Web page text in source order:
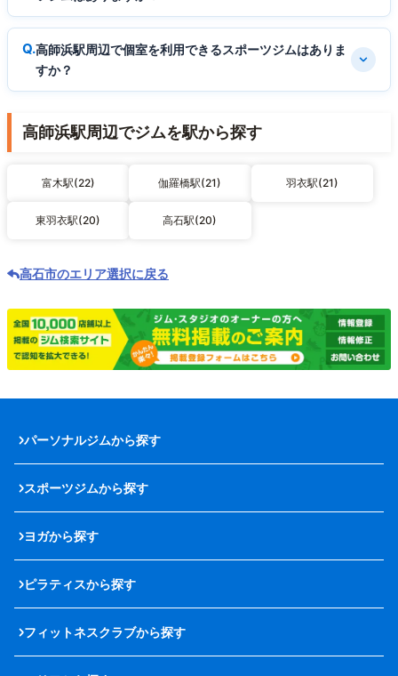
高師浜駅周辺で個室を利用できるスポーツジムはありま
すか？
高師浜駅周辺でジムを駅から探す
富木駅(22) 伽羅橋駅(21) 羽衣駅(21)
東羽衣駅(20) 高石駅(20)
高石市のエリア選択に戻る
パーソナルジムから探す
スポーツジムから探す
ヨガから探す
ピラティスから探す
フィットネスクラブから探す